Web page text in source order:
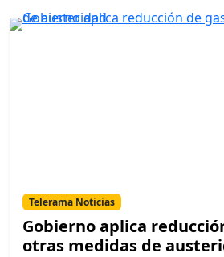
Telerama Noticias
Gobierno aplica
otras medidas de